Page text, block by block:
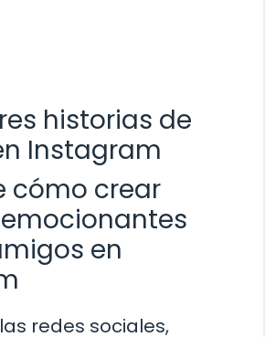
historias de
Instagram
cómo crear
en
redes sociales,